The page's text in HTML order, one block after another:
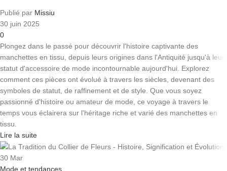
Publié par Missiu
30 juin 2025
0
Plongez dans le passé pour découvrir l'histoire captivante des
manchettes en tissu, depuis leurs origines dans l'Antiquité jusqu'à leur
statut d'accessoire de mode incontournable aujourd'hui. Explorez
comment ces pièces ont évolué à travers les siècles, devenant des
symboles de statut, de raffinement et de style. Que vous soyez
passionné d'histoire ou amateur de mode, ce voyage à travers le
temps vous éclairera sur l'héritage riche et varié des manchettes en
tissu.
Lire la suite
30 Mar
Mode et tendances